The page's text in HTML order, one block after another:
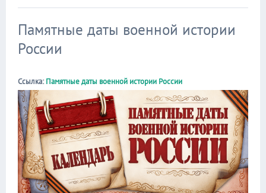
Памятные даты военной истории
России
Ссылка: Памятные даты военной истории России